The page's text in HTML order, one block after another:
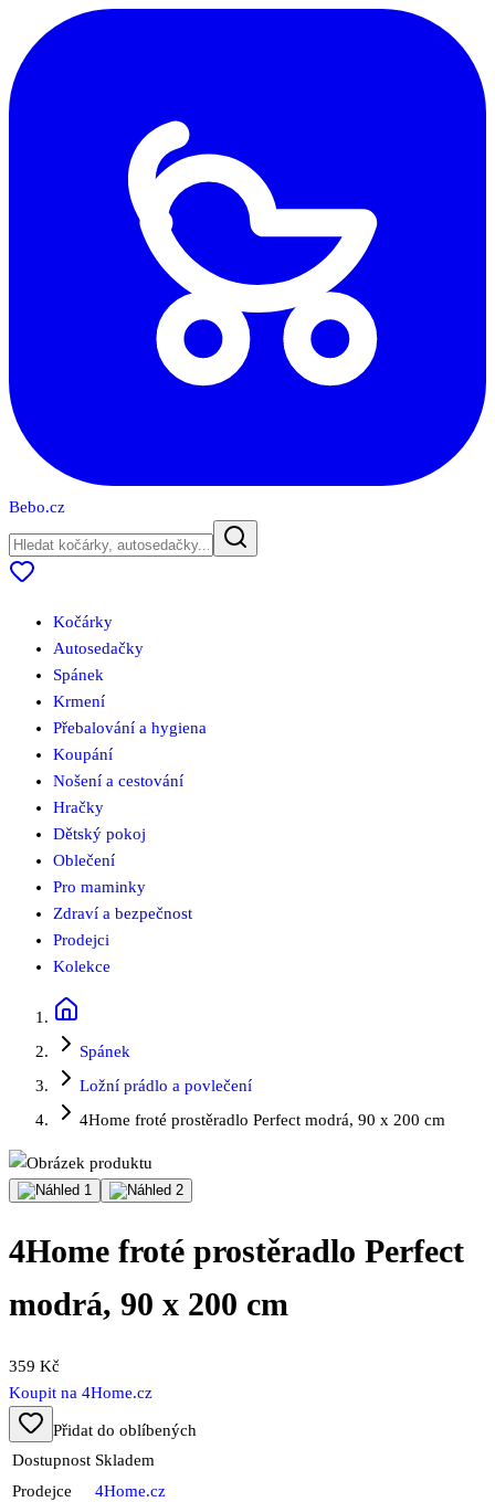
Bebo.cz
Kočárky
Autosedačky
Spánek
Krmení
Přebalování a hygiena
Koupání
Nošení a cestování
Hračky
Dětský pokoj
Oblečení
Pro maminky
Zdraví a bezpečnost
Prodejci
Kolekce
Spánek
Ložní prádlo a povlečení
4Home froté prostěradlo Perfect modrá, 90 x 200 cm
4Home froté prostěradlo Perfect
modrá, 90 x 200 cm
359 Kč
Koupit na 4Home.cz
Přidat do oblíbených
Dostupnost Skladem
Prodejce
4Home.cz